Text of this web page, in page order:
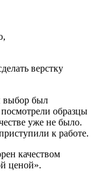
верстку
выбор был
образцы
уже не было.
к работе.
качеством
ценой».